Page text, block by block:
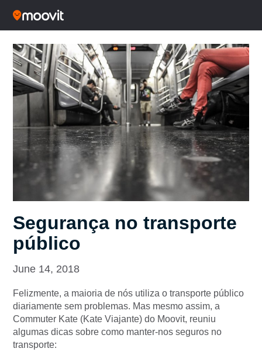
Segurança no transporte
público
June 14, 2018
Felizmente, a maioria de nós utiliza o transporte público
diariamente sem problemas. Mas mesmo assim, a
Commuter Kate (Kate Viajante) do Moovit, reuniu
algumas dicas sobre como manter-nos seguros no
transporte: